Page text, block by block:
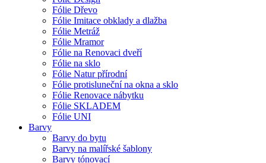
Fólie Dřevo
Fólie Imitace obklady a dlažba
Fólie Metráž
Fólie Mramor
Fólie na Renovaci dveří
Fólie na sklo
Fólie Natur přírodní
Fólie protisluneční na okna a sklo
Fólie Renovace nábytku
Fólie SKLADEM
Fólie UNI
Barvy
Barvy do bytu
Barvy na malířské šablony
Barvy tónovací